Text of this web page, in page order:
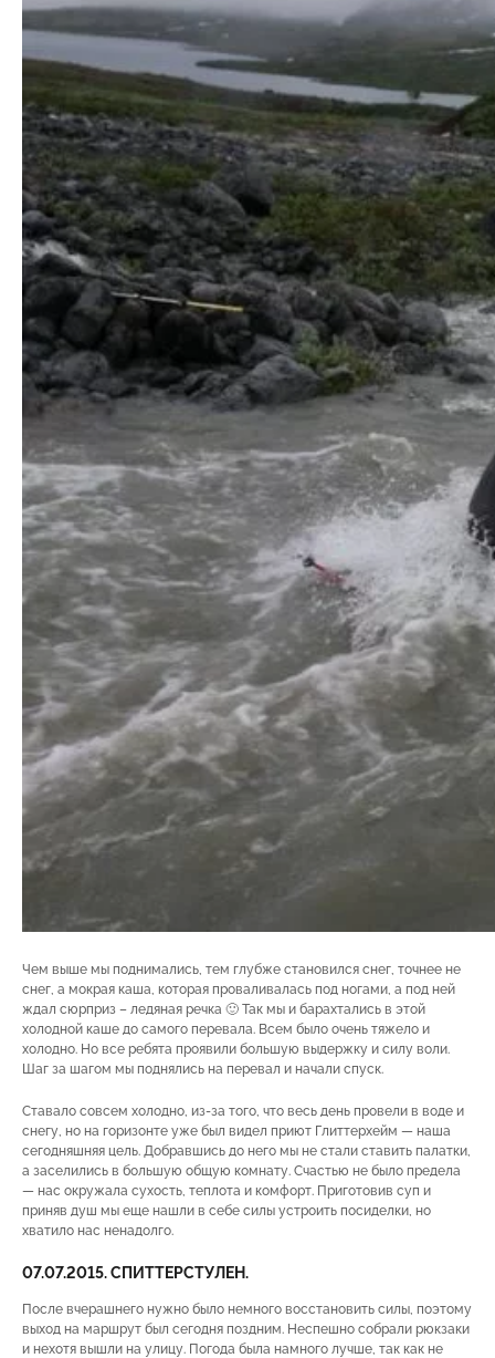
Чем выше мы поднимались, тем глубже становился снег, точнее не
снег, а мокрая каша, которая проваливалась под ногами, а под ней
ждал сюрприз – ледяная речка 🙂 Так мы и барахтались в этой
холодной каше до самого перевала. Всем было очень тяжело и
холодно. Но все ребята проявили большую выдержку и силу воли.
Шаг за шагом мы поднялись на перевал и начали спуск.
Ставало совсем холодно, из-за того, что весь день провели в воде и
снегу, но на горизонте уже был видел приют Глиттерхейм — наша
сегодняшняя цель. Добравшись до него мы не стали ставить палатки,
а заселились в большую общую комнату. Счастью не было предела
— нас окружала сухость, теплота и комфорт. Приготовив суп и
приняв душ мы еще нашли в себе силы устроить посиделки, но
хватило нас ненадолго.
07.07.2015. СПИТТЕРСТУЛЕН.
После вчерашнего нужно было немного восстановить силы, поэтому
выход на маршрут был сегодня поздним. Неспешно собрали рюкзаки
и нехотя вышли на улицу. Погода была намного лучше, так как не